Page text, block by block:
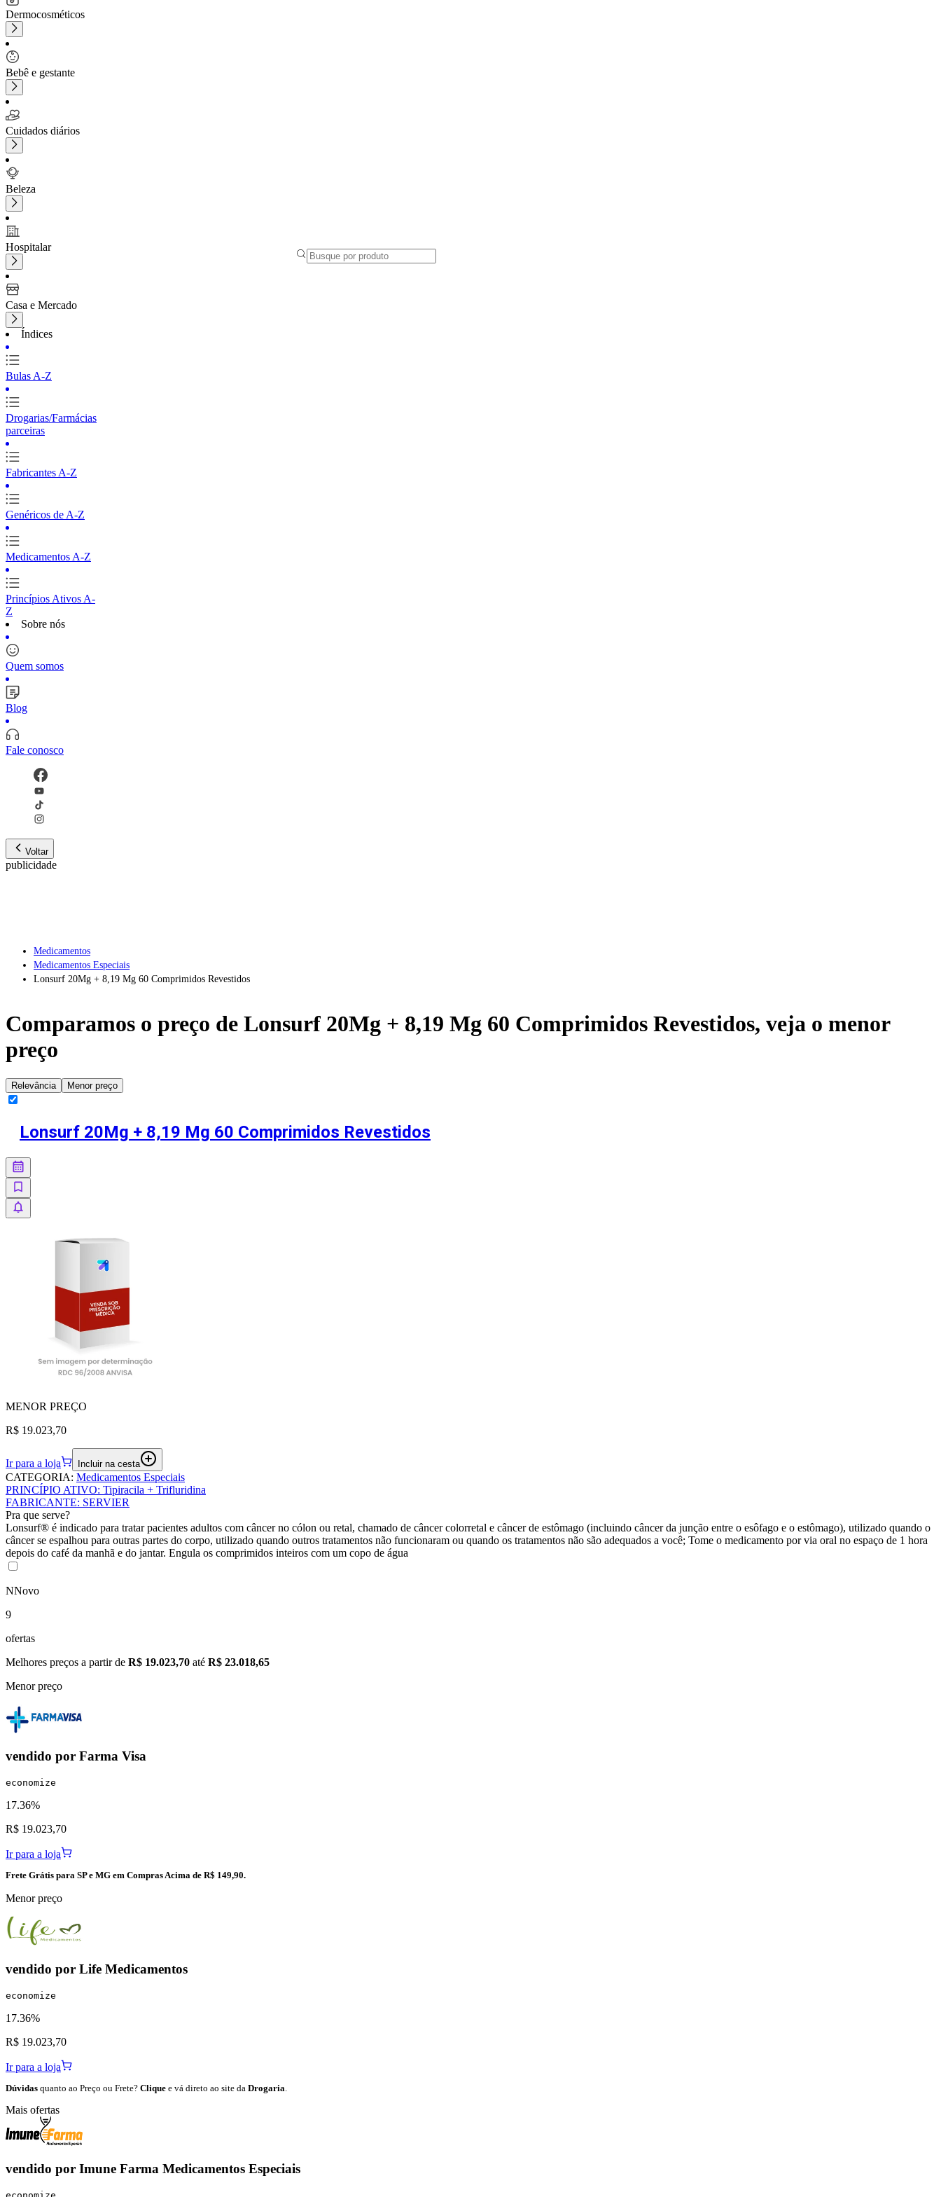
Dermocosméticos
Bebê e gestante
Cuidados diários
Beleza
Hospitalar
Casa e Mercado
Índices
Bulas A-Z
Drogarias/Farmácias
parceiras
Fabricantes A-Z
Genéricos de A-Z
Medicamentos A-Z
Princípios Ativos A-
Z
Sobre nós
Quem somos
Blog
Fale conosco
Voltar
publicidade
Medicamentos
Medicamentos Especiais
Lonsurf 20Mg + 8,19 Mg 60 Comprimidos Revestidos
Comparamos o preço de Lonsurf 20Mg + 8,19 Mg 60 Comprimidos Revestidos, veja o menor
preço
Relevância Menor preço
Lonsurf 20Mg + 8,19 Mg 60 Comprimidos Revestidos
MENOR PREÇO
R$ 19.023,70
Ir para a loja Incluir na cesta
CATEGORIA: Medicamentos Especiais
PRINCÍPIO ATIVO: Tipiracila + Trifluridina
FABRICANTE: SERVIER
Pra que serve?
Lonsurf® é indicado para tratar pacientes adultos com câncer no cólon ou retal, chamado de câncer colorretal e câncer de estômago (incluindo câncer da junção entre o esôfago e o estômago), utilizado quando o
câncer se espalhou para outras partes do corpo, utilizado quando outros tratamentos não funcionaram ou quando os tratamentos não são adequados a você; Tome o medicamento por via oral no espaço de 1 hora
depois do café da manhã e do jantar. Engula os comprimidos inteiros com um copo de água
NNovo
9
ofertas
Melhores preços a partir de R$ 19.023,70 até R$ 23.018,65
Menor preço
vendido por Farma Visa
economize
17.36%
R$ 19.023,70
Ir para a loja
Frete Grátis para SP e MG em Compras Acima de R$ 149,90.
Menor preço
vendido por Life Medicamentos
economize
17.36%
R$ 19.023,70
Ir para a loja
Dúvidas quanto ao Preço ou Frete? Clique e vá direto ao site da Drogaria.
Mais ofertas
vendido por Imune Farma Medicamentos Especiais